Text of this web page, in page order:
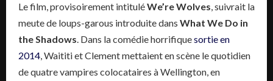
Le film, provisoirement intituléWe’re Wolves, suivrait la
meute de loups-garous introduite dans What We Do in
the Shadows. Dans la comédie horrifiquesortie en
2014, Waititi et Clement mettaient en scène le quotidien
de quatre vampires colocataires à Wellington, en